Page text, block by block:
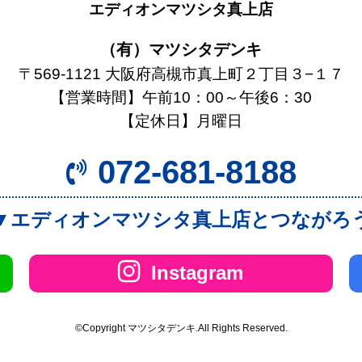
エディオンマツシタ真上店
（有）マツシタデンキ
〒569-1121 大阪府高槻市真上町２丁目３−１７
【営業時間】午前10：00～午後6：30
【定休日】月曜日
072-681-8188
ディオンマツシタ真上店とつながろ
Instagram
©Copyright マツシタデンキ.All Rights Reserved.